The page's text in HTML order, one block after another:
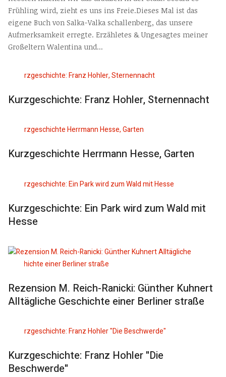
Frühling wird, zieht es uns ins Freie.Dieses Mal ist das
eigene Buch von Salka-Valka schallenberg, das unsere
Aufmerksamkeit erregte. Erzähletes & Ungesagtes meiner
Großeltern Walentina und...
Kurzgeschichte: Franz Hohler, Sternennacht
Kurzgeschichte Herrmann Hesse, Garten
Kurzgeschichte: Ein Park wird zum Wald mit
Hesse
Rezension M. Reich-Ranicki: Günther Kuhnert
Alltägliche Geschichte einer Berliner straße
Kurzgeschichte: Franz Hohler "Die
Beschwerde"